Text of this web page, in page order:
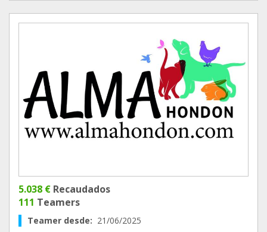
5.038 € Recaudados
111 Teamers
Teamer desde: 21/06/2025